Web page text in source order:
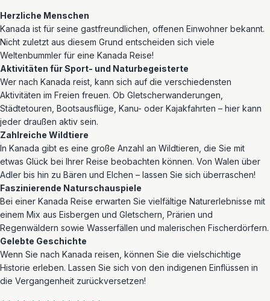
Herzliche Menschen
Kanada ist für seine gastfreundlichen, offenen Einwohner bekannt.
Nicht zuletzt aus diesem Grund entscheiden sich viele
Weltenbummler für eine Kanada Reise!
Aktivitäten für Sport- und Naturbegeisterte
Wer nach Kanada reist, kann sich auf die verschiedensten
Aktivitäten im Freien freuen. Ob Gletscherwanderungen,
Städtetouren, Bootsausflüge, Kanu- oder Kajakfahrten – hier kann
jeder draußen aktiv sein.
Zahlreiche Wildtiere
In Kanada gibt es eine große Anzahl an Wildtieren, die Sie mit
etwas Glück bei Ihrer Reise beobachten können. Von Walen über
Adler bis hin zu Bären und Elchen – lassen Sie sich überraschen!
Faszinierende Naturschauspiele
Bei einer Kanada Reise erwarten Sie vielfältige Naturerlebnisse mit
einem Mix aus Eisbergen und Gletschern, Prärien und
Regenwäldern sowie Wasserfällen und malerischen Fischerdörfern.
Gelebte Geschichte
Wenn Sie nach Kanada reisen, können Sie die vielschichtige
Historie erleben. Lassen Sie sich von den indigenen Einflüssen in
die Vergangenheit zurückversetzen!